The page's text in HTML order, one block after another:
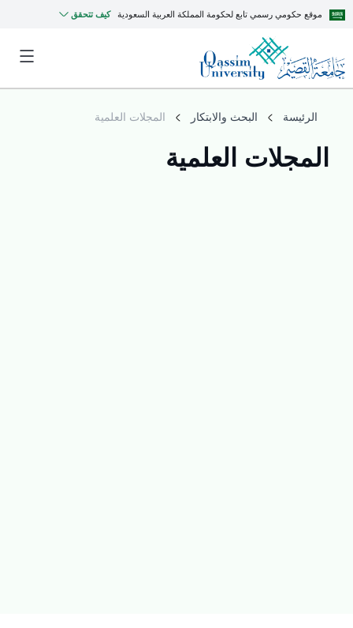
موقع حكومي رسمي تابع لحكومة المملكة العربية السعودية كيف تتحقق
الرئيسة البحث والابتكار المجلات العلمية
المجلات العلمية